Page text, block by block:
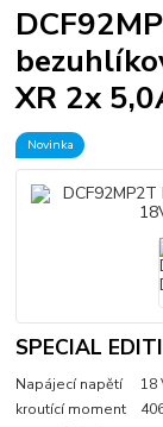
XR 2x
Novinka
SPECIAL
Napájecí napětí 18
kroutící moment